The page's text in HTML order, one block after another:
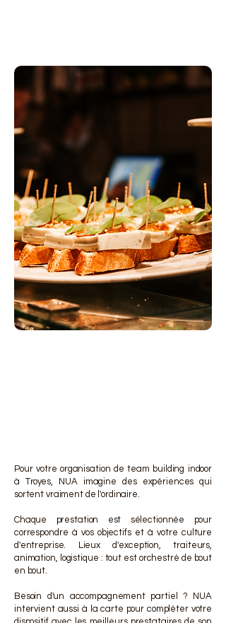
Pour votre organisation de team building indoor
à Troyes, NUA imagine des expériences qui
sortent vraiment de l'ordinaire.
Chaque prestation est sélectionnée pour
correspondre à vos objectifs et à votre culture
d'entreprise. Lieux d'exception, traiteurs,
animation, logistique : tout est orchestré de bout
en bout.
Besoin d'un accompagnement partiel ? NUA
intervient aussi à la carte pour compléter votre